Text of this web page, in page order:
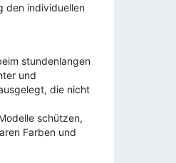
den individuellen
stundenlangen
und
die nicht
schützen,
Farben und